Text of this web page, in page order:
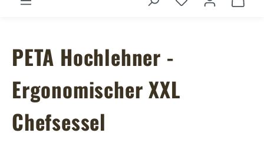
PETA Hochlehner -
Ergonomischer XXL
Chefsessel